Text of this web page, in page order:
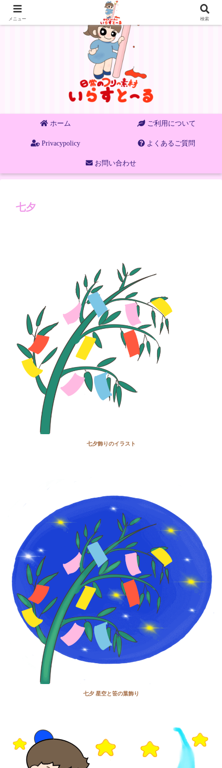
ホーム ご利用について
Privacypolicy よくあるご質問
お問い合わせ
七夕
七夕飾りのイラスト
七夕 星空と笹の葉飾り
メニュー 検索